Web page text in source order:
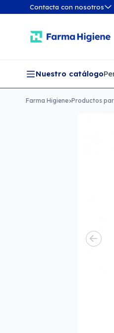
Contacta con nosotros
Nuestro catálogo
Farma Higiene>Productos